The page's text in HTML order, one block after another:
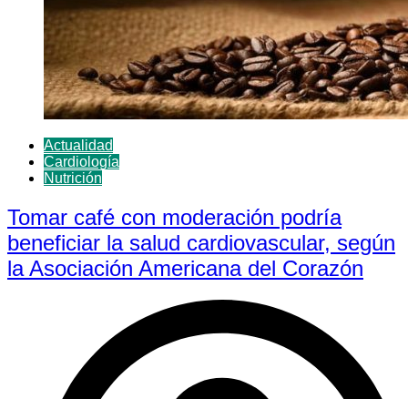
Actualidad
Cardiología
Nutrición
Tomar café con moderación podría
beneficiar la salud cardiovascular, según
la Asociación Americana del Corazón